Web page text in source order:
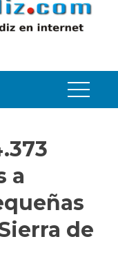
a
de